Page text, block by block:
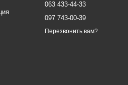
063 433-44-33
097 743-00-39
Перезвонить вам?